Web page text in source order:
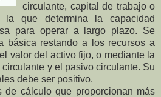
circulante, capital de trabajo o
que determina la capacidad
para operar a largo plazo. Se
básica restando a los recursos a
valor del activo fijo, o mediante la
y el pasivo circulante. Su
debe ser positivo.
de cálculo que proporcionan más